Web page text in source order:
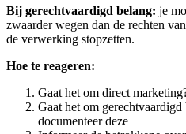
Bij gerechtvaardigd belang: je
zwaarder wegen dan de rechten
de verwerking stopzetten.
Hoe te reageren:
Gaat het om direct
Gaat het om
documenteer deze